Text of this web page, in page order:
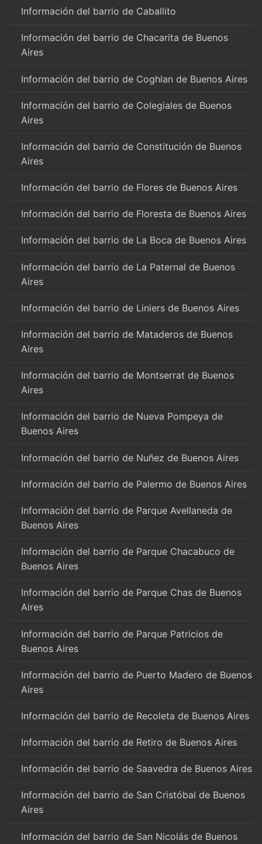
Información del barrio de Caballito
Información del barrio de Chacarita de Buenos
Aires
Información del barrio de Coghlan de Buenos Aires
Información del barrio de Colegiales de Buenos
Aires
Información del barrio de Constitución de Buenos
Aires
Información del barrio de Flores de Buenos Aires
Información del barrio de Floresta de Buenos Aires
Información del barrio de La Boca de Buenos Aires
Información del barrio de La Paternal de Buenos
Aires
Información del barrio de Liniers de Buenos Aires
Información del barrio de Mataderos de Buenos
Aires
Información del barrio de Montserrat de Buenos
Aires
Información del barrio de Nueva Pompeya de
Buenos Aires
Información del barrio de Nuñez de Buenos Aires
Información del barrio de Palermo de Buenos Aires
Información del barrio de Parque Avellaneda de
Buenos Aires
Información del barrio de Parque Chacabuco de
Buenos Aires
Información del barrio de Parque Chas de Buenos
Aires
Información del barrio de Parque Patricios de
Buenos Aires
Información del barrio de Puerto Madero de Buenos
Aires
Información del barrio de Recoleta de Buenos Aires
Información del barrio de Retiro de Buenos Aires
Información del barrio de Saavedra de Buenos Aires
Información del barrio de San Cristóbal de Buenos
Aires
Información del barrio de San Nicolás de Buenos